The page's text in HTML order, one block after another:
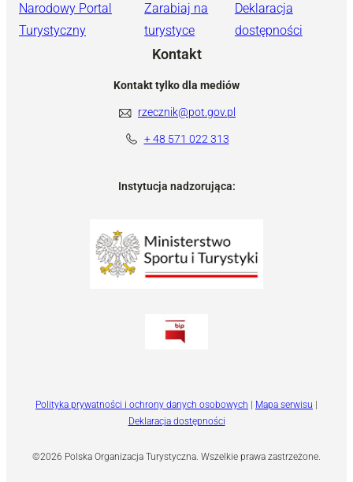
Narodowy Portal
Turystyczny
Zarabiaj na
turystyce
Deklaracja
dostępności
Kontakt
Kontakt tylko dla mediów
rzecznik@pot.gov.pl
+ 48 571 022 313
Instytucja nadzorująca:
©2026 Polska Organizacja Turystyczna. Wszelkie prawa zastrzeżone.
Polityka prywatności i ochrony danych osobowych | Mapa serwisu |
Deklaracja dostępności